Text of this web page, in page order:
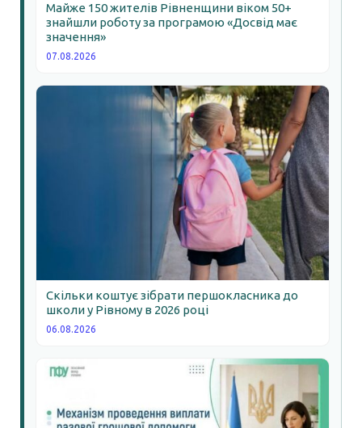
Майже 150 жителів Рівненщини віком 50+
знайшли роботу за програмою «Досвід має
значення»
07.08.2026
Скільки коштує зібрати першокласника до
школи у Рівному в 2026 році
06.08.2026